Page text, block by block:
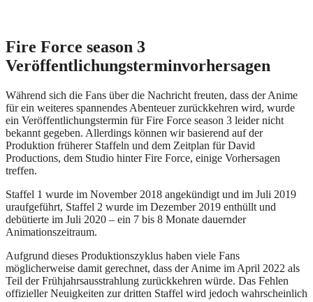
Fire Force season 3
Veröffentlichungsterminvorhersagen
Während sich die Fans über die Nachricht freuten, dass der Anime
für ein weiteres spannendes Abenteuer zurückkehren wird, wurde
ein Veröffentlichungstermin für Fire Force season 3 leider nicht
bekannt gegeben. Allerdings können wir basierend auf der
Produktion früherer Staffeln und dem Zeitplan für David
Productions, dem Studio hinter Fire Force, einige Vorhersagen
treffen.
Staffel 1 wurde im November 2018 angekündigt und im Juli 2019
uraufgeführt, Staffel 2 wurde im Dezember 2019 enthüllt und
debütierte im Juli 2020 – ein 7 bis 8 Monate dauernder
Animationszeitraum.
Aufgrund dieses Produktionszyklus haben viele Fans
möglicherweise damit gerechnet, dass der Anime im April 2022 als
Teil der Frühjahrsausstrahlung zurückkehren würde. Das Fehlen
offizieller Neuigkeiten zur dritten Staffel wird jedoch wahrscheinlich